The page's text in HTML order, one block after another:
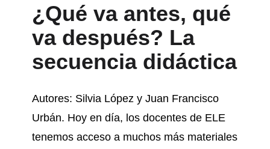
¿Qué va antes, qué
va después? La
secuencia didáctica
Autores: Silvia López y Juan Francisco
Urbán. Hoy en día, los docentes de ELE
tenemos acceso a muchos más materiales